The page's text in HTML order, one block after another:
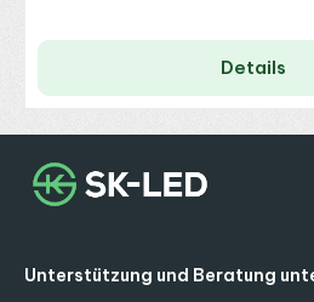
Details
Unterstützung und Beratung